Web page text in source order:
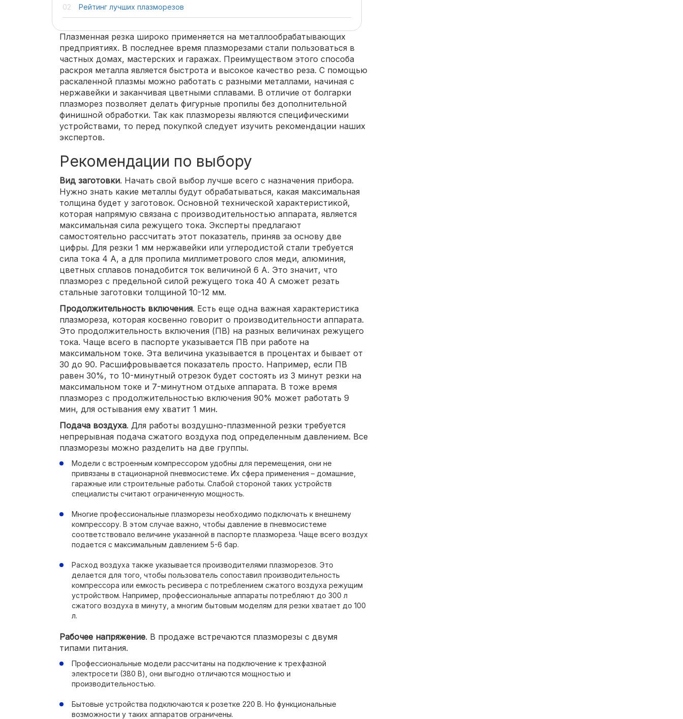
Рейтинг лучших плазморезов
Плазменная резка широко применяется на металлообрабатывающих
предприятиях. В последнее время плазморезами стали пользоваться в
частных домах, мастерских и гаражах. Преимуществом этого способа
раскроя металла является быстрота и высокое качество реза. С помощью
раскаленной плазмы можно работать с разными металлами, начиная с
нержавейки и заканчивая цветными сплавами. В отличие от болгарки
плазморез позволяет делать фигурные пропилы без дополнительной
финишной обработки. Так как плазморезы являются специфическими
устройствами, то перед покупкой следует изучить рекомендации наших
экспертов.
Рекомендации по выбору
Вид заготовки. Начать свой выбор лучше всего с назначения прибора.
Нужно знать какие металлы будут обрабатываться, какая максимальная
толщина будет у заготовок. Основной технической характеристикой,
которая напрямую связана с производительностью аппарата, является
максимальная сила режущего тока. Эксперты предлагают
самостоятельно рассчитать этот показатель, приняв за основу две
цифры. Для резки 1 мм нержавейки или углеродистой стали требуется
сила тока 4 А, а для пропила миллиметрового слоя меди, алюминия,
цветных сплавов понадобится ток величиной 6 А. Это значит, что
плазморез с предельной силой режущего тока 40 А сможет резать
стальные заготовки толщиной 10-12 мм.
Продолжительность включения. Есть еще одна важная характеристика
плазмореза, которая косвенно говорит о производительности аппарата.
Это продолжительность включения (ПВ) на разных величинах режущего
тока. Чаще всего в паспорте указывается ПВ при работе на
максимальном токе. Эта величина указывается в процентах и бывает от
30 до 90. Расшифровывается показатель просто. Например, если ПВ
равен 30%, то 10-минутный отрезок будет состоять из 3 минут резки на
максимальном токе и 7-минутном отдыхе аппарата. В тоже время
плазморез с продолжительностью включения 90% может работать 9
мин, для остывания ему хватит 1 мин.
Подача воздуха. Для работы воздушно-плазменной резки требуется
непрерывная подача сжатого воздуха под определенным давлением. Все
плазморезы можно разделить на две группы.
Модели с встроенным компрессором удобны для перемещения, они не
привязаны в стационарной пневмосистеме. Их сфера применения – домашние,
гаражные или строительные работы. Слабой стороной таких устройств
специалисты считают ограниченную мощность.
Многие профессиональные плазморезы необходимо подключать к внешнему
компрессору. В этом случае важно, чтобы давление в пневмосистеме
соответствовало величине указанной в паспорте плазмореза. Чаще всего воздух
подается с максимальным давлением 5-6 бар.
Расход воздуха также указывается производителями плазморезов. Это
делается для того, чтобы пользователь сопоставил производительность
компрессора или емкость ресивера с потреблением сжатого воздуха режущим
устройством. Например, профессиональные аппараты потребляют до 300 л
сжатого воздуха в минуту, а многим бытовым моделям для резки хватает до 100
л.
Рабочее напряжение. В продаже встречаются плазморезы с двумя
типами питания.
Профессиональные модели рассчитаны на подключение к трехфазной
электросети (380 В), они выгодно отличаются мощностью и
производительностью.
Бытовые устройства подключаются к розетке 220 В. Но функциональные
возможности у таких аппаратов ограничены.